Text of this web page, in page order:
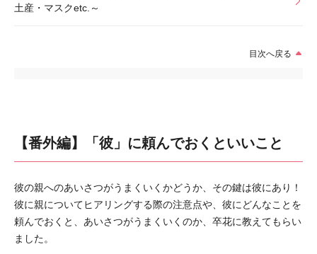
土産・マスクetc.～
目次へ戻る
【番外編】「彼」に頼んでおくといいこと
彼の親へのあいさつがうまくいくかどうか、その鍵は彼にあり！
彼に親についてヒアリングする際の注意点や、彼にどんなことを
頼んでおくと、あいさつがうまくいくのか、卒花に教えてもらい
ました。